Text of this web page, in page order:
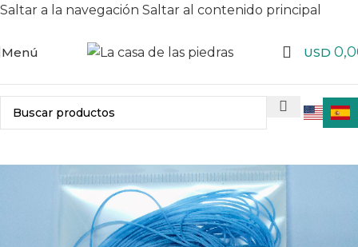
Saltar a la navegación Saltar al contenido principal
Menú USD